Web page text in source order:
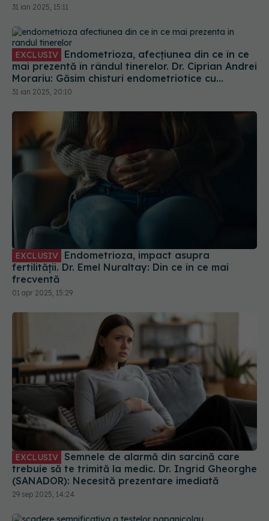
31 ian 2025, 15:11
EXCLUSIV
mai prezentă în rândul tinerelor. Dr. Ciprian Andrei
Morariu: Găsim chisturi endometriotice cu
dimensiuni și volum crescut
31 ian 2025, 20:10
EXCLUSIV
fertilității. Dr. Emel Nuraltay: Din ce în ce mai
frecventă
01 apr 2025, 15:29
EXCLUSIV
trebuie să te trimită la medic. Dr. Ingrid Gheorghe
(SANADOR): Necesită prezentare imediată
29 sep 2025, 14:24